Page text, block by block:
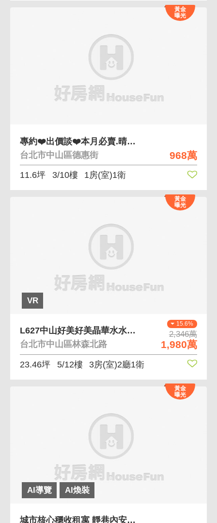
黃金
曝光
968萬
專約❤️出價談❤️本月必賣.晴光商圈.有管理電梯
台北市中山區德惠街
11.6坪 3/10樓 1房(室)1衛
VR
黃金
曝光
15.6%
2,346萬
1,980萬
L627中山好美好美晶華水水熱鬧悠悠美妝三房
台北市中山區林森北路
23.46坪 5/12樓 3房(室)2廳1衛
AI導覽 AI煥裝
黃金
曝光
城市核心穩收租寓 靜巷內安靜舒適